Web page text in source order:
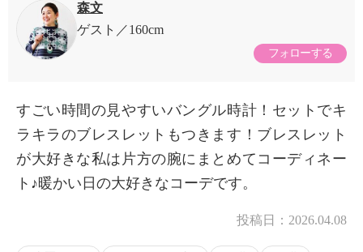
森文
ゲスト
160cm
フォローする
すごい時間の見やすいバングル時計！セットでキ
ラキラのブレスレットもつきます！ブレスレット
が大好きな私は片方の腕にまとめてコーディネー
ト♪暖かい日の大好きなコーデです。
投稿日： 2026.04.08